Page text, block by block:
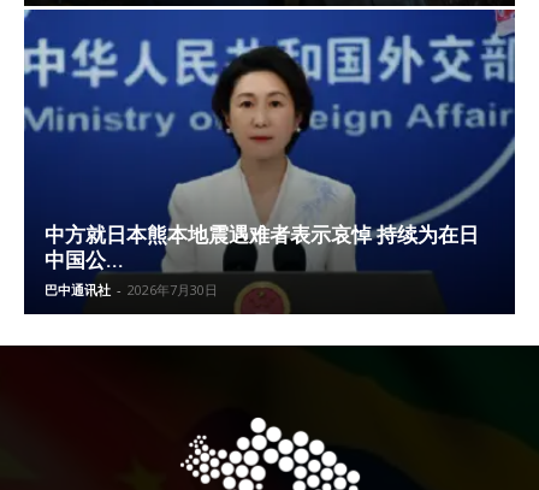
中方就日本熊本地震遇难者表示哀悼 持续为在日
中国公...
巴中通讯社 - 2026年7月30日